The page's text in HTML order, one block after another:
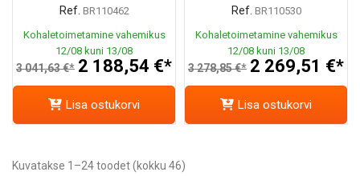
Ref. BR110462
Kohaletoimetamine vahemikus
12/08 kuni 13/08
3 041,63 €* 2 188,54 €*
Lisa ostukorvi
Ref. BR110530
Kohaletoimetamine vahemikus
12/08 kuni 13/08
3 278,85 €* 2 269,51 €*
Lisa ostukorvi
Kuvatakse 1–24 toodet (kokku 46)